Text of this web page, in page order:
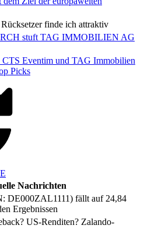
finde ich attraktiv
stuft TAG IMMOBILIEN AG
Eventim und TAG Immobilien
Picks
Nachrichten
DE000ZAL1111) fällt auf 24,84
Ergebnissen
US-Renditen? Zalando-